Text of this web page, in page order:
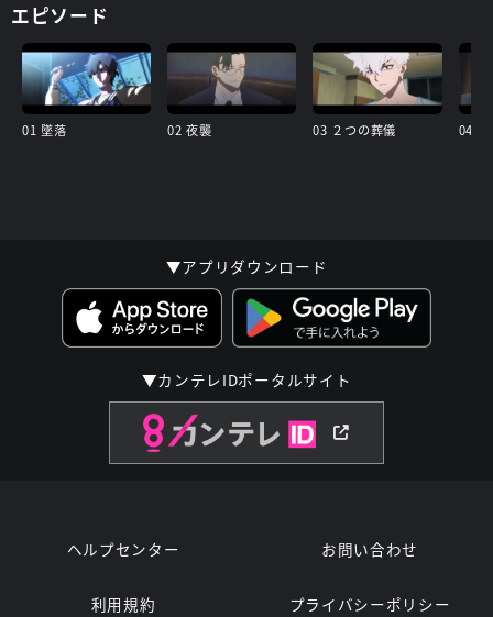
エピソード
01 墜落 02 夜襲 03 ２つの葬儀
▼アプリダウンロード
▼カンテレIDポータルサイト
ヘルプセンター お問い合わせ
利用規約 プライバシーポリシー